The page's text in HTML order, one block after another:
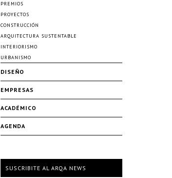
PREMIOS
PROYECTOS
CONSTRUCCIÓN
ARQUITECTURA SUSTENTABLE
INTERIORISMO
URBANISMO
DISEÑO
EMPRESAS
ACADÉMICO
AGENDA
SUSCRIBITE AL ARQA NEWS